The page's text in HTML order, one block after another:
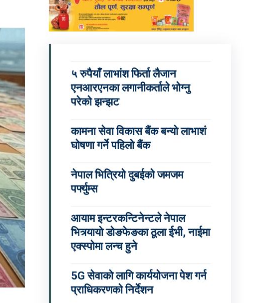
५ रुपैयाँ लाभांश फिर्ता लैजान
एनआरएनका लगानीकर्ताले भोग्नु
परेको झन्झट
कामना सेवा विकास बैंक बन्यो लाभाशं
घोषणा गर्ने पहिलो बैंक
नेपाल भित्रियो दुबईको जमजम
पर्फ्युम्स
आयाम इन्टरकन्टिनेन्टले नेपाल
भित्र्यायो डोङफेङका ठूला ईभी, नाईमा
एक्स्पोमा लन्च हुने
5G सेवाको लागि कार्ययोजना पेश गर्न
प्राधिकरणको निर्देशन